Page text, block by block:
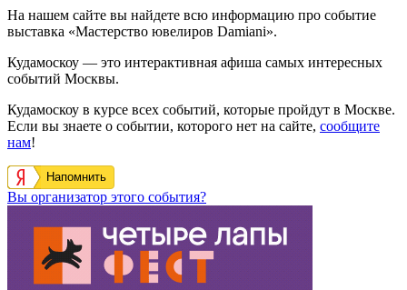
На нашем сайте вы найдете всю информацию про событие
выставка «Мастерство ювелиров Damiani».
Кудамоскоу — это интерактивная афиша самых интересных
событий Москвы.
Кудамоскоу в курсе всех событий, которые пройдут в Москве.
Если вы знаете о событии, которого нет на сайте, сообщите
нам!
Напомнить
Вы организатор этого события?